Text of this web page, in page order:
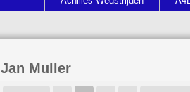
Jan Muller